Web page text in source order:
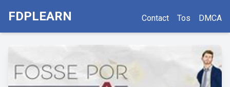
FDPLEARN Contact Tos DMCA